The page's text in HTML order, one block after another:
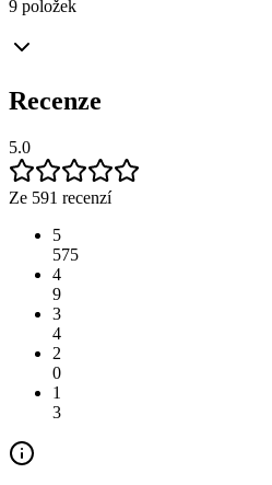
9 položek
Recenze
5.0
Ze 591 recenzí
5
575
4
9
3
4
2
0
1
3